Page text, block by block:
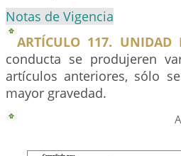
Notas de Vigencia
ARTÍCULO 117. UNIDAD
conducta se produjeren
artículos anteriores, sólo
mayor gravedad.